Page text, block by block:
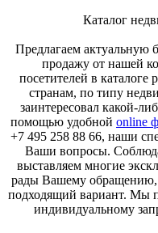
Каталог
Предлагаем актуальную
продажу от нашей
посетителей в каталоге
странам, по типу
заинтересовал какой-
помощью удобной online
+7 495 258 88 66, наши
Ваши вопросы.
выставляем многие
рады Вашему обращению,
подходящий вариант. Мы
индивидуальному